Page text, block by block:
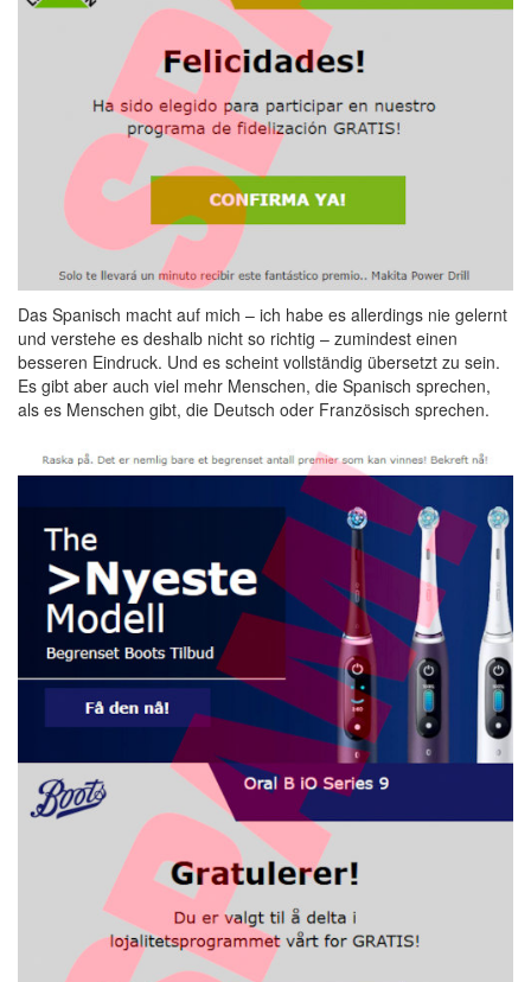
Das Spanisch macht auf mich – ich habe es allerdings nie gelernt
und verstehe es deshalb nicht so richtig – zumindest einen
besseren Eindruck. Und es scheint vollständig übersetzt zu sein.
Es gibt aber auch viel mehr Menschen, die Spanisch sprechen,
als es Menschen gibt, die Deutsch oder Französisch sprechen.